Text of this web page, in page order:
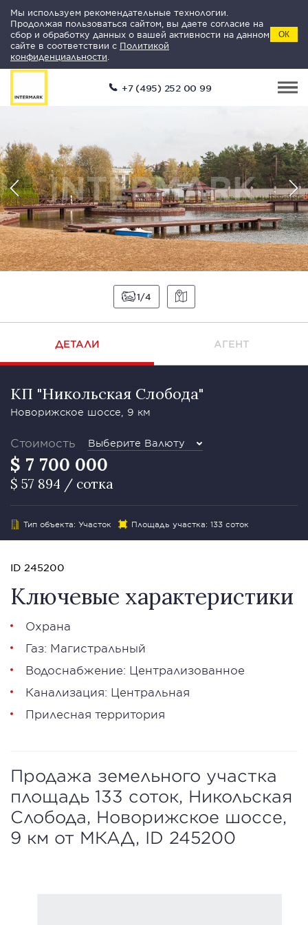
Мы используем рекомендательные технологии.
Продолжая пользоваться сайтом, вы даете согласие на
сбор и обработку данных о вашей активности на данном
сайте в соответствии с Политикой
конфиденциальности
ОК
+7 (495) 252 00 99
1 4
ДЕТАЛИ АГЕНТ
КП "Никольская Слобода"
Новорижское шоссе, 9 км
Стоимость Выберите Валюту
$ 7 700 000
$ 57 894 / сотка
Тип объекта: Участок Площадь участка: 133 соток
ID 245200
Ключевые характеристики
Охрана
Газ: Магистральный
Водоснабжение: Централизованное
Канализация: Центральная
Прилесная территория
Продажа земельного участка
площадь 133 соток, Никольская
Слобода, Новорижское шоссе,
9 км от МКАД, ID 245200